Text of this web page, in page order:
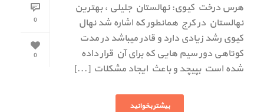
0
0
هرس درخت کیوی: نهالستان جلیلی ، بهترین
نهالستان در کرج همانطور که اشاره شد نهال
کیوی رشد زیادی دارد و قادر میباشد در مدت
کوتاهی دور سیم هایی که برای آن قرار داده
شده است بپیچد و باعث ایجاد مشکلات [...]
بیشتر بخوانید